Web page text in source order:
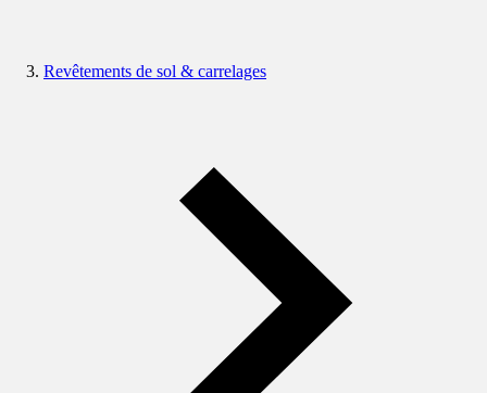
Revêtements de sol & carrelages